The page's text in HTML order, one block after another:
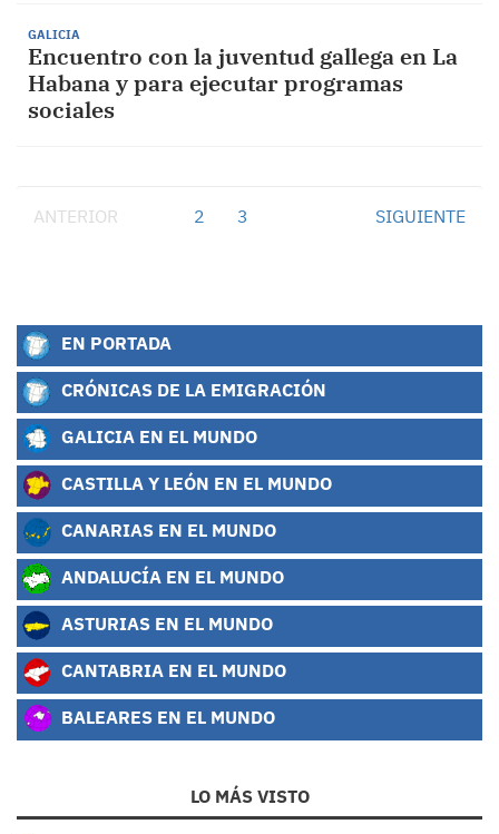
GALICIA
Encuentro con la juventud gallega en La
Habana y para ejecutar programas
sociales
ANTERIOR 2 3 SIGUIENTE
EN PORTADA
CRÓNICAS DE LA EMIGRACIÓN
GALICIA EN EL MUNDO
CASTILLA Y LEÓN EN EL MUNDO
CANARIAS EN EL MUNDO
ANDALUCÍA EN EL MUNDO
ASTURIAS EN EL MUNDO
CANTABRIA EN EL MUNDO
BALEARES EN EL MUNDO
LO MÁS VISTO